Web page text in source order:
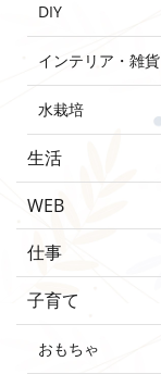
DIY
インテリア・雑貨
水栽培
生活
WEB
仕事
子育て
おもちゃ